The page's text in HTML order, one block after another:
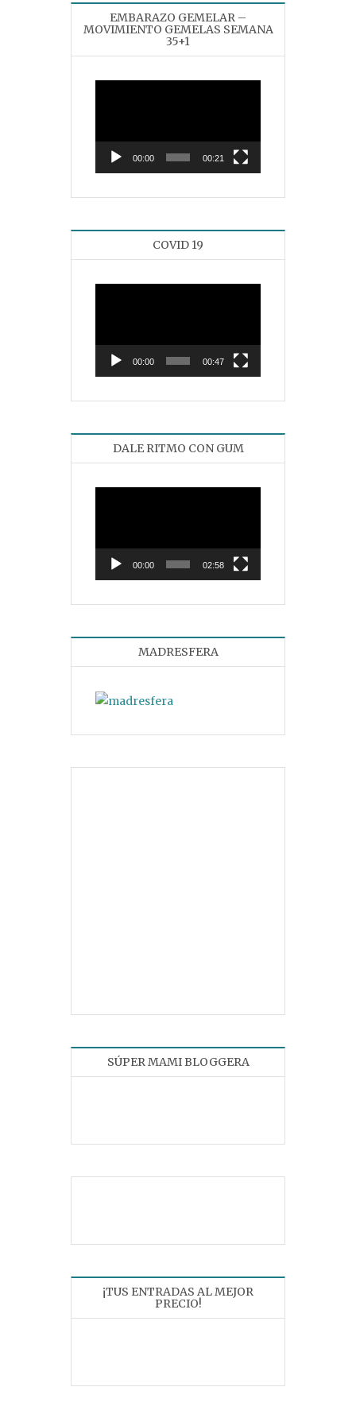
EMBARAZO GEMELAR –
MOVIMIENTO GEMELAS SEMANA
35+1
00:00 00:21
COVID 19
00:00 00:47
DALE RITMO CON GUM
00:00 02:58
MADRESFERA
SÚPER MAMI BLOGGERA
¡TUS ENTRADAS AL MEJOR
PRECIO!